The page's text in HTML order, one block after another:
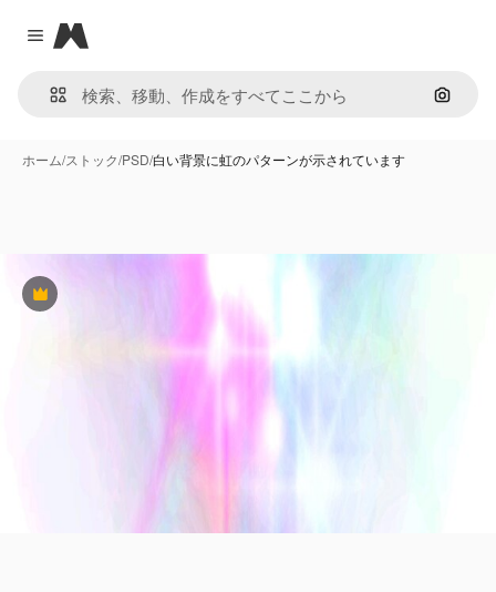
Close menu
Magnific
画像で
ホーム/ストック/PSD/白い背景に虹のパターンが示されています
Premium